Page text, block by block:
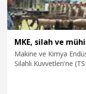
Makine ve Kimya
Silahlı Kuvvetleri'ne